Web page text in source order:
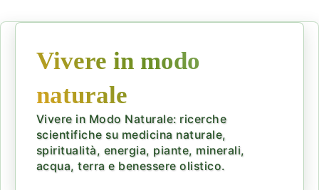
Vivere in modo
naturale
Vivere in Modo Naturale: ricerche
scientifiche su medicina naturale,
spiritualità, energia, piante, minerali,
acqua, terra e benessere olistico.